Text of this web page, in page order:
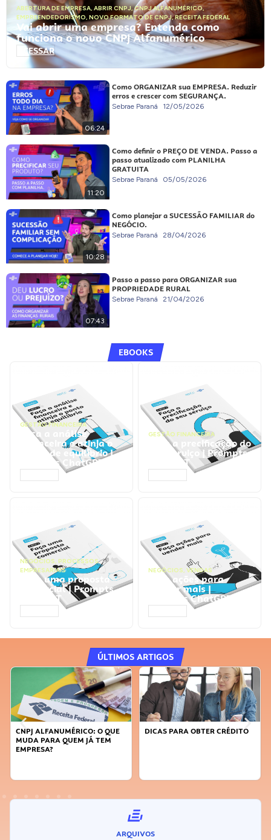
ABERTURA DE EMPRESA, ABRIR CNPJ,CNPJ ALFANUMÉRICO,
EMPREENDEDORISMO, NOVO FORMATO DE CNPJ,RECEITA FEDERAL
Vai abrir uma empresa? Entenda como
funciona o novo CNPJ Alfanumérico
ACESSAR
06:24
Como ORGANIZAR sua EMPRESA. Reduzir
erros e crescer com SEGURANÇA.
Sebrae Paraná 12/05/2026
11:20
Como definir o PREÇO DE VENDA. Passo a
passo atualizado com PLANILHA
GRATUITA
Sebrae Paraná 05/05/2026
10:28
Como planejar a SUCESSÃO FAMILIAR do
NEGÓCIO.
Sebrae Paraná 28/04/2026
07:43
Passo a passo para ORGANIZAR sua
PROPRIEDADE RURAL
Sebrae Paraná 21/04/2026
EBOOKS
GESTÃO FINANCEIRA
Faça a análise
financeira e atinja o
ponto de equilíbrio |
Prompts ChatGPT
GESTÃO FINANCEIRA
Faça a precificação do
seu serviço | Prompts
ChatGPT
NEGÓCIOS, PROCESSOS
EMPRESARIAIS
Faça uma proposta
comercial | Prompts
ChatGPT
NEGÓCIOS, VENDAS
Faça ações para
vender mais |
Prompts ChatGPT
ÚLTIMOS ARTIGOS
DICAS PARA OBTER CRÉDITO
FAÇA A DIFERENÇA: SEJA
ARQUIVOS